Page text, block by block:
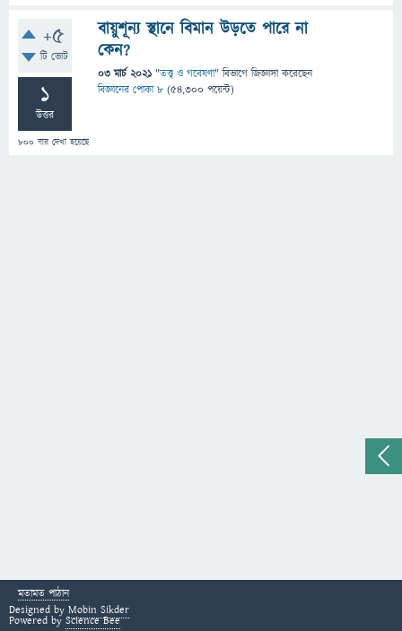
+5
টি ভোট
1
উত্তর
800 বার দেখা হয়েছে
বায়ুশূন্য স্থানে বিমান উড়তে পারে না
কেন?
03 মার্চ 2021 "তত্ত্ব ও গবেষণা" বিভাগে জিজ্ঞাসাকরেছেন
বিজ্ঞানের পোকা ৮ (54,300 পয়েন্ট)
মতামত পাঠান
Designed by Mobin Sikder
Powered by Science Bee